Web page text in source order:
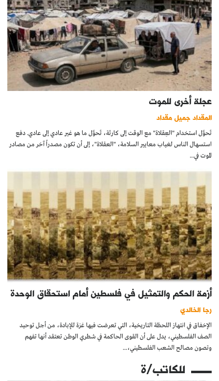
عجلة أخرى للموت
المقداد جميل مقداد
تَحوَّل استخدام "العِقلاة" مع الوقت إلى كارثة، تَحوَّل ما هو غير عادي إلى عادي. دفع
استسهال الناس لغياب معايير السلامة، "العقلاة"، إلى أن تكون مصدراً آخر من مصادر
الموت في...
أزمة الحكم والتمثيل في فلسطين أمام استحقاق الوحدة
رجا الخالدي
الإخفاق في انتهاز اللحظة التاريخية، التي تعرضت فيها غزة للإبادة، من أجل توحيد
الصف الفلسطيني، يدل على أن القوى الحاكمة في شطري الوطن تعتقد أنها تفهم
وتصون مصالح الشعب الفلسطيني،...
للكاتب/ة